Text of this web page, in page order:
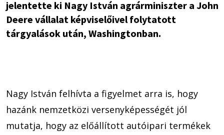
jelentette ki Nagy István agrárminiszter a John
Deere vállalat képviselőivel folytatott
tárgyalások után, Washingtonban.
Nagy István felhívta a figyelmet arra is, hogy
hazánk nemzetközi versenyképességét jól
mutatja, hogy az előállított autóipari termékek